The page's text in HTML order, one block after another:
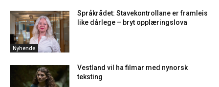
Nyhende
Språkrådet: Stavekontrollane er framleis
like dårlege – bryt opplæringslova
Vestland vil ha filmar med nynorsk
teksting